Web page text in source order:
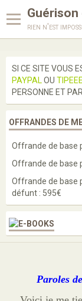
Guérison
rien n'est
Enseignements
Prières
Bénédictions
Médailles
Scapulaires
Offrandes de
Paroles
SI CE SITE VOUS
PAYPAL OU TIPEEE
PERSONNE ET
OFFRANDES DE
Offrande de base
Offrande de base
Offrande de base
défunt : 595€